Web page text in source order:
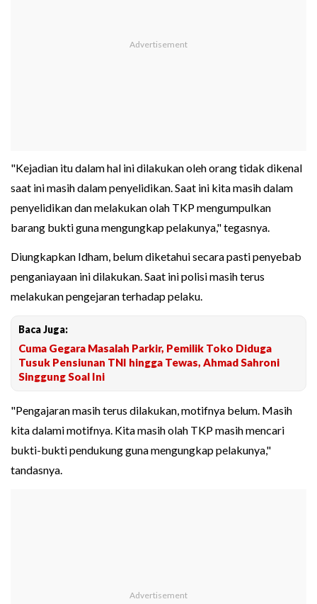
"Kejadian itu dalam hal ini dilakukan oleh orang tidak dikenal
saat ini masih dalam penyelidikan. Saat ini kita masih dalam
penyelidikan dan melakukan olah TKP mengumpulkan
barang bukti guna mengungkap pelakunya," tegasnya.
Diungkapkan Idham, belum diketahui secara pasti penyebab
penganiayaan ini dilakukan. Saat ini polisi masih terus
melakukan pengejaran terhadap pelaku.
Baca Juga:
Cuma Gegara Masalah Parkir, Pemilik Toko Diduga
Tusuk Pensiunan TNI hingga Tewas, Ahmad Sahroni
Singgung Soal Ini
"Pengajaran masih terus dilakukan, motifnya belum. Masih
kita dalami motifnya. Kita masih olah TKP masih mencari
bukti-bukti pendukung guna mengungkap pelakunya,"
tandasnya.